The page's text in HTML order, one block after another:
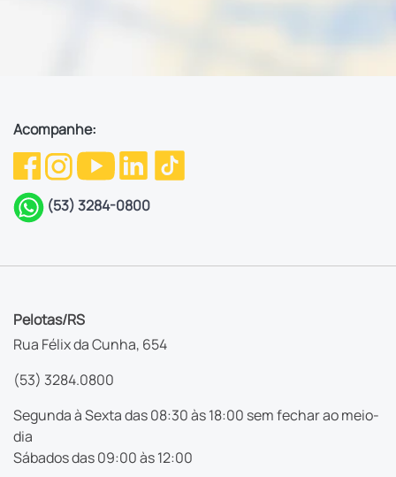
Acompanhe:
(53) 3284-0800
Pelotas/RS
Rua Félix da Cunha, 654
(53) 3284.0800
Segunda à Sexta das 08:30 às 18:00 sem fechar ao meio-
dia
Sábados das 09:00 às 12:00